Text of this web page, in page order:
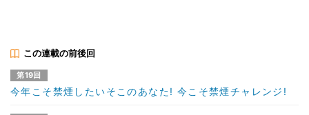
この連載の前後回
第19回
今年こそ禁煙したいそこのあなた! 今こそ禁煙チャレンジ!